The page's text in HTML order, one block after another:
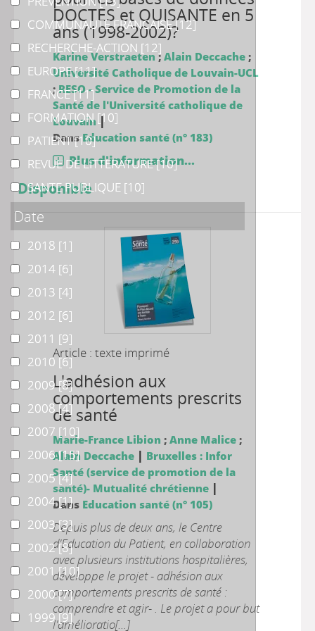
DOCTES et QUISANTE en 5
ans (1998-2002)?
Karine Verstraeten; Alain Deccache;
Université Catholique de Louvain-UCL
;RESO - Service de Promotion de la
Santé de l'Université catholique de
Louvain |
DansEducation santé (n° 183)
Plus d'information...
Disponible
Article : texte imprimé
L'adhésion aux
comportements prescrits
de santé
Marie-France Libion ; Anne Malice;
Alain Deccache | Bruxelles : Infor
Santé (service de promotion de la
santé)- Mutualité chrétienne|
Dans Education santé (n° 105)
Depuis plus de deux ans, le Centre
d'Education du Patient, en collaboration
avec plusieurs institutions hospitalières,
développe le projet - adhésion aux
comportements prescrits de santé :
comprendre et agir- . Le projet a pour but
l'amélioratio[...]
COMMUNAUTE FRANCAISE
COMMUNAUTE FRANCAISE[12]
RECHERCHE-ACTION
RECHERCHE-ACTION [12]
EUROPE
EUROPE[11]
FRANCE
FRANCE[11]
FORMATION
FORMATION[10]
PATIENT
PATIENT[10]
REVUE DE LITTERATURE
REVUE DE LITTERATURE[10]
SANTE PUBLIQUE
SANTE PUBLIQUE [10]
Date
20182018 [1]
20142014 [6]
20132013 [4]
20122012 [6]
20112011 [9]
20102010 [6]
20092009[8]
20082008[4]
20072007 [10]
20062006[15]
20052005[4]
20042004[1]
20032003[3]
20022002[8]
20012001[10]
20002000[7]
19991999[9]